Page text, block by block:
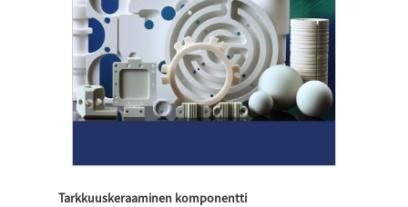
Tarkkuuskeraaminen komponentti